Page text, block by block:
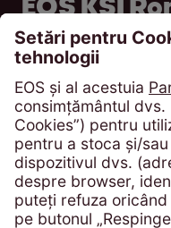
Bd. Poligrafiei,
013704 București
România
Telefon:+4 021
solicitari@eos-